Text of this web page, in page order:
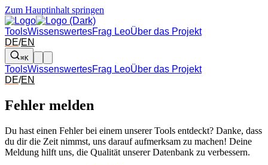
Zum Hauptinhalt springen
ToolsWissenswertesFrag LeoÜber das Projekt
DE/EN
⌘K
ToolsWissenswertesFrag LeoÜber das Projekt
DE/EN
Fehler melden
Du hast einen Fehler bei einem unserer Tools entdeckt? Danke, dass
du dir die Zeit nimmst, uns darauf aufmerksam zu machen! Deine
Meldung hilft uns, die Qualität unserer Datenbank zu verbessern.